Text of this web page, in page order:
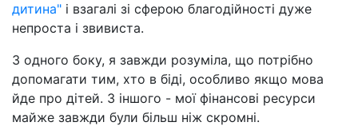
дитина" і взагалі зі сферою благодійності дуже
непроста і звивиста.
З одного боку, я завжди розуміла, що потрібно
допомагати тим, хто в біді, особливо якщо мова
йде про дітей. З іншого - мої фінансові ресурси
майже завжди були більш ніж скромні.